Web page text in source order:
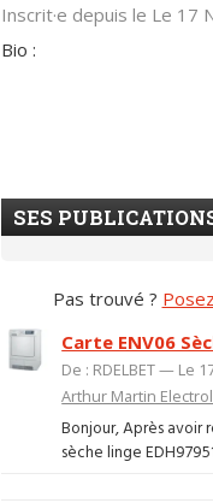
Inscrit·e depuis le Le 17
Bio :
SES
Pas trouvé ?
Carte ENV06
De : RDELBET — Le
Arthur Martin
Bonjour, Après avoir
sèche linge